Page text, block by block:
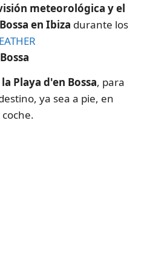
meteorológica y el
en Ibiza durante los
Playa d'en Bossa, para
ya sea a pie, en